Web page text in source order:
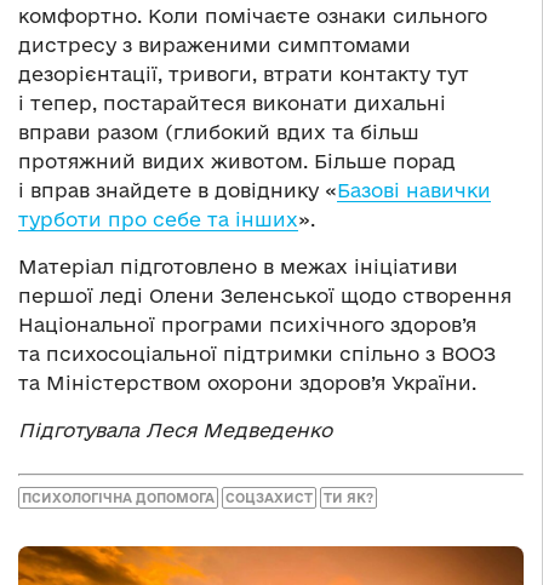
комфортно. Коли помічаєте ознаки сильного
дистресу з вираженими симптомами
дезорієнтації, тривоги, втрати контакту тут
і тепер, постарайтеся виконати дихальні
вправи разом (глибокий вдих та більш
протяжний видих животом. Більше порад
і вправ знайдете в довіднику «Базові навички
турботи про себе та інших».
Матеріал підготовлено в межах ініціативи
першої леді Олени Зеленської щодо створення
Національної програми психічного здоров’я
та психосоціальної підтримки спільно з ВООЗ
та Міністерством охорони здоров’я України.
Підготувала Леся Медведенко
ПСИХОЛОГІЧНА ДОПОМОГА СОЦЗАХИСТ ТИ ЯК?